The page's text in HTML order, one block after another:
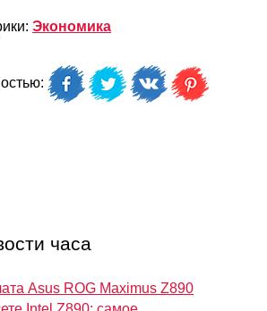
Экономика
часа
Asus ROG Maximus Z890